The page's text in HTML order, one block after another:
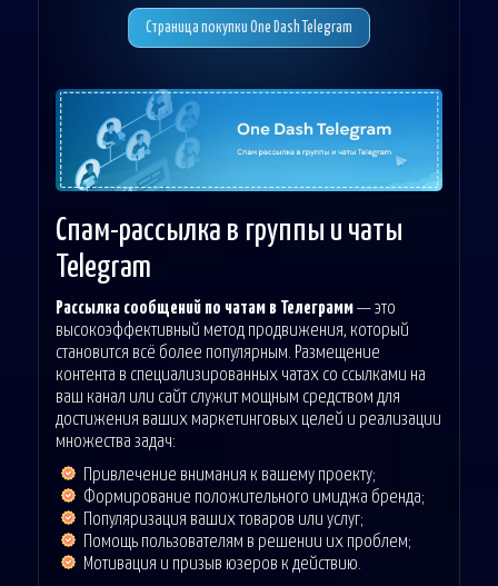
Страница покупки One Dash Telegram
Спам-рассылка в группы и чаты
Telegram
Рассылка сообщений по чатам в Телеграмм— это
высокоэффективный метод продвижения, который
становится всё более популярным. Размещение
контента в специализированных чатах со ссылками на
ваш канал или сайт служит мощным средством для
достижения ваших маркетинговых целей и реализации
множества задач:
Привлечение внимания к вашему проекту;
Формирование положительного имиджа бренда;
Популяризация ваших товаров или услуг;
Помощь пользователям в решении их проблем;
Мотивация и призыв юзеров к действию.